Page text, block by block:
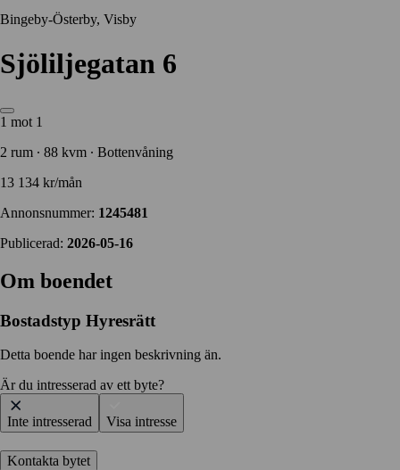
Bingeby-Österby, Visby
Sjöliljegatan 6
1 mot 1
2 rum ∙ 88 kvm ∙ Bottenvåning
13 134 kr/mån
Annonsnummer: 1245481
Publicerad: 2026-05-16
Om boendet
Bostadstyp Hyresrätt
Detta boende har ingen beskrivning än.
Är du intresserad av ett byte?
Inte intresserad Visa intresse
Kontakta bytet